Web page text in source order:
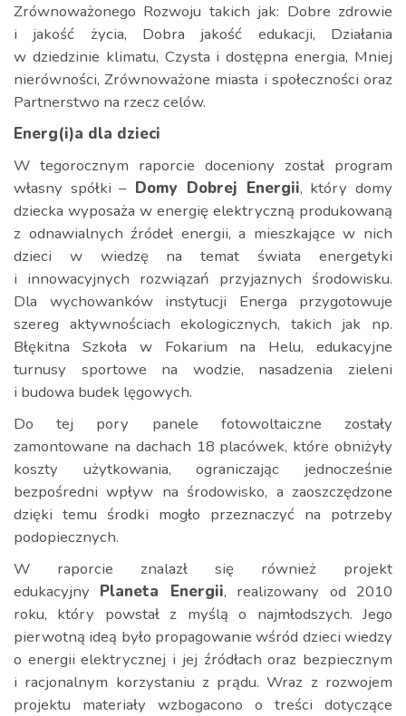
Zrównoważonego Rozwoju takich jak: Dobre zdrowie
i jakość życia, Dobra jakość edukacji, Działania
w dziedzinie klimatu, Czysta i dostępna energia, Mniej
nierówności, Zrównoważone miasta i społeczności oraz
Partnerstwo na rzecz celów.
Energ(i)a dla dzieci
W tegorocznym raporcie doceniony został program
własny spółki –Domy Dobrej Energii, który domy
dziecka wyposaża w energię elektryczną produkowaną
z odnawialnych źródeł energii, a mieszkające w nich
dzieci w wiedzę na temat świata energetyki
i innowacyjnych rozwiązań przyjaznych środowisku.
Dla wychowanków instytucji Energa przygotowuje
szereg aktywnościach ekologicznych, takich jak np.
Błękitna Szkoła w Fokarium na Helu, edukacyjne
turnusy sportowe na wodzie, nasadzenia zieleni
i budowa budek lęgowych.
Do tej pory panele fotowoltaiczne zostały
zamontowane na dachach 18 placówek, które obniżyły
koszty użytkowania, ograniczając jednocześnie
bezpośredni wpływ na środowisko, a zaoszczędzone
dzięki temu środki mogło przeznaczyć na potrzeby
podopiecznych.
W raporcie znalazł się również projekt
edukacyjny Planeta Energii, realizowany od 2010
roku, który powstał z myślą o najmłodszych. Jego
pierwotną ideą było propagowanie wśród dzieci wiedzy
o energii elektrycznej i jej źródłach oraz bezpiecznym
i racjonalnym korzystaniu z prądu. Wraz z rozwojem
projektu materiały wzbogacono o treści dotyczące